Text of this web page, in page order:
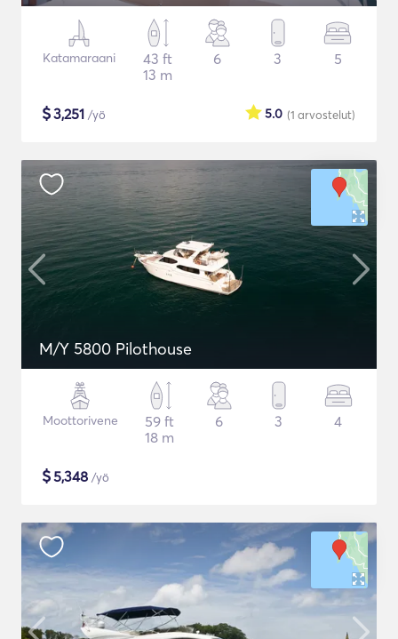
Katamaraani
43 ft
13 m
6 3 5
$3,251 /yö (1 arvostelut)
5.0
M/Y 5800 Pilothouse
Moottorivene
59 ft
18 m
6 3 4
$5,348 /yö